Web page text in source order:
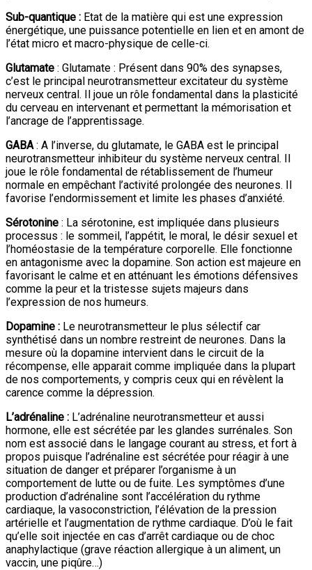
Sub-quantique : Etat de la matière qui est une expression
énergétique, une puissance potentielle en lien et en amont de
l’état micro et macro-physique de celle-ci.
Glutamate : Glutamate : Présent dans 90% des synapses,
c’est le principal neurotransmetteur excitateur du système
nerveux central. Il joue un rôle fondamental dans la plasticité
du cerveau en intervenant et permettant la mémorisation et
l’ancrage de l’apprentissage.
GABA: A l’inverse, du glutamate, le GABA est le principal
neurotransmetteur inhibiteur du système nerveux central. Il
joue le rôle fondamental de rétablissement de l’humeur
normale en empêchant l’activité prolongée des neurones. Il
favorise l’endormissement et limite les phases d’anxiété.
Sérotonine : La sérotonine, est impliquée dans plusieurs
processus : le sommeil, l’appétit, le moral, le désir sexuel et
l’homéostasie de la température corporelle. Elle fonctionne
en antagonisme avec la dopamine. Son action est majeure en
favorisant le calme et en atténuant les émotions défensives
comme la peur et la tristesse sujets majeurs dans
l’expression de nos humeurs.
Dopamine : Le neurotransmetteur le plus sélectif car
synthétisé dans un nombre restreint de neurones. Dans la
mesure où la dopamine intervient dans le circuit de la
récompense, elle apparait comme impliquée dans la plupart
de nos comportements, y compris ceux qui en révèlent la
carence comme la dépression.
L’adrénaline : L’adrénaline neurotransmetteur et aussi
hormone, elle est sécrétée par les glandes surrénales. Son
nom est associé dans le langage courant au stress, et fort à
propos puisque l’adrénaline est sécrétée pour réagir à une
situation de danger et préparer l’organisme à un
comportement de lutte ou de fuite. Les symptômes d’une
production d’adrénaline sont l’accélération du rythme
cardiaque, la vasoconstriction, l’élévation de la pression
artérielle et l’augmentation de rythme cardiaque. D’où le fait
qu’elle soit injectée en cas d’arrêt cardiaque ou de choc
anaphylactique (grave réaction allergique à un aliment, un
vaccin, une piqûre…)